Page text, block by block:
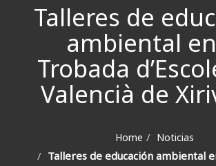
Talleres de
ambiental
Trobada
Valencià de
Home Noticias
Talleres de educación ambiental